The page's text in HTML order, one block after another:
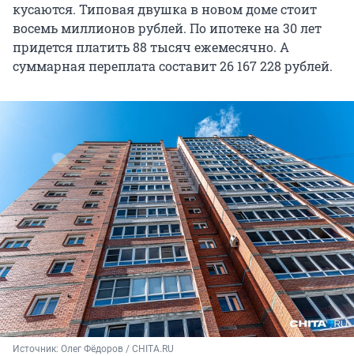
кусаются. Типовая двушка в новом доме стоит
восемь миллионов рублей. По ипотеке на 30 лет
придется платить 88 тысяч ежемесячно. А
суммарная переплата составит 26 167 228 рублей.
Источник: Олег Фёдоров / CHITA.RU